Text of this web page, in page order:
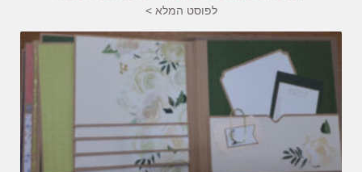
לפוסט המלא >